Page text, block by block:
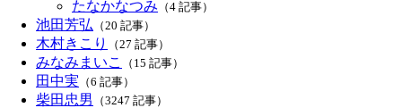
たなかなつみ （4 記事）
池田芳弘 （20 記事）
木村きこり （27 記事）
みなみまいこ （15 記事）
田中実 （6 記事）
柴田忠男 （3247 記事）